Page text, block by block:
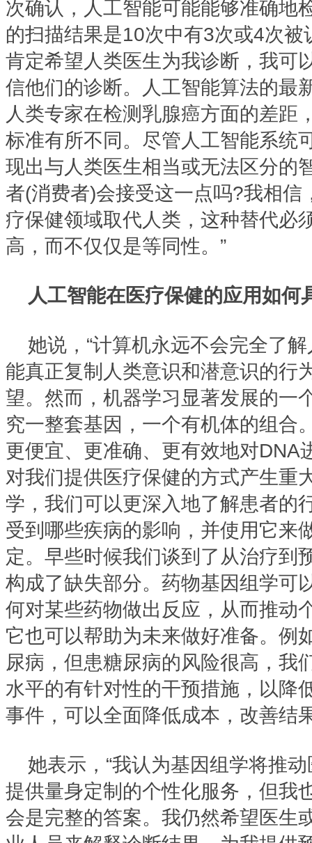
次确认，人工智能可能能够准确地
的扫描结果是10次中有3次或4次被
肯定希望人类医生为我诊断，我可
信他们的诊断。人工智能算法的最
人类专家在检测乳腺癌方面的差距
标准有所不同。尽管人工智能系统
现出与人类医生相当或无法区分的
者(消费者)会接受这一点吗?我相信
疗保健领域取代人类，这种替代必
高，而不仅仅是等同性。”
人工智能在医疗保健的应用如何
她说，“计算机永远不会完全了
能真正复制人类意识和潜意识的行
望。然而，机器学习显著发展的一
究一整套基因，一个有机体的组合
更便宜、更准确、更有效地对DNA
对我们提供医疗保健的方式产生重
学，我们可以更深入地了解患者的
受到哪些疾病的影响，并使用它来
定。早些时候我们谈到了从治疗到
构成了缺失部分。药物基因组学可
何对某些药物做出反应，从而推动
它也可以帮助为未来做好准备。例
尿病，但患糖尿病的风险很高，我
水平的有针对性的干预措施，以降
事件，可以全面降低成本，改善结
她表示，“我认为基因组学将推
提供量身定制的个性化服务，但我
会是完整的答案。我仍然希望医生